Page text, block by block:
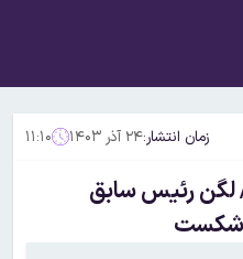
زمان انتشار:۲۴ آذر ۱۴۰۳ ۱۱:۱۰
لگن رئیس سابق
شکست